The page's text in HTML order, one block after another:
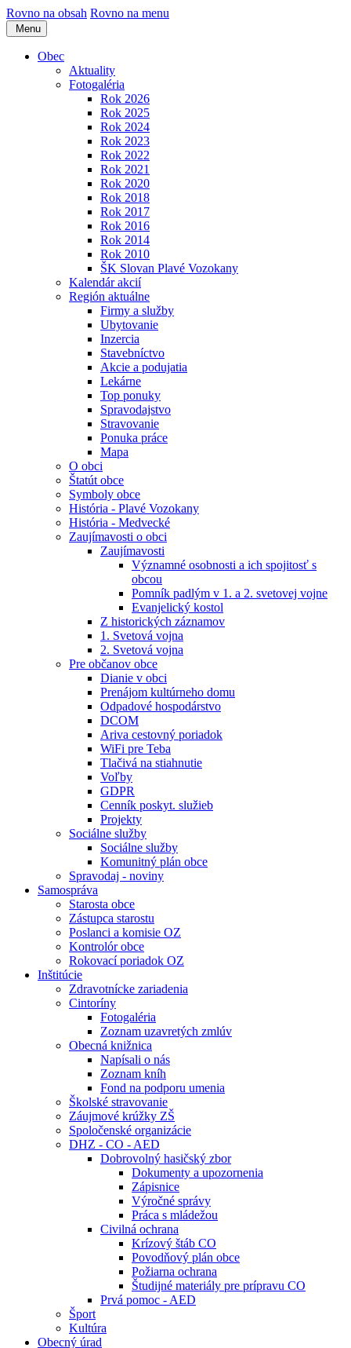
Rovno na obsah Rovno na menu
Menu
Obec
Aktuality
Fotogaléria
Rok 2026
Rok 2025
Rok 2024
Rok 2023
Rok 2022
Rok 2021
Rok 2020
Rok 2018
Rok 2017
Rok 2016
Rok 2014
Rok 2010
ŠK Slovan Plavé Vozokany
Kalendár akcií
Región aktuálne
Firmy a služby
Ubytovanie
Inzercia
Stavebníctvo
Akcie a podujatia
Lekárne
Top ponuky
Spravodajstvo
Stravovanie
Ponuka práce
Mapa
O obci
Štatút obce
Symboly obce
História - Plavé Vozokany
História - Medvecké
Zaujímavosti o obci
Zaujímavosti
Významné osobnosti a ich spojitosť s
obcou
Pomník padlým v 1. a 2. svetovej vojne
Evanjelický kostol
Z historických záznamov
1. Svetová vojna
2. Svetová vojna
Pre občanov obce
Dianie v obci
Prenájom kultúrneho domu
Odpadové hospodárstvo
DCOM
Ariva cestovný poriadok
WiFi pre Teba
Tlačivá na stiahnutie
Voľby
GDPR
Cenník poskyt. služieb
Projekty
Sociálne služby
Sociálne služby
Komunitný plán obce
Spravodaj - noviny
Samospráva
Starosta obce
Zástupca starostu
Poslanci a komisie OZ
Kontrolór obce
Rokovací poriadok OZ
Inštitúcie
Zdravotnícke zariadenia
Cintoríny
Fotogaléria
Zoznam uzavretých zmlúv
Obecná knižnica
Napísali o nás
Zoznam kníh
Fond na podporu umenia
Školské stravovanie
Záujmové krúžky ZŠ
Spoločenské organizácie
DHZ - CO - AED
Dobrovolný hasičský zbor
Dokumenty a upozornenia
Zápisnice
Výročné správy
Práca s mládežou
Civilná ochrana
Krízový štáb CO
Povodňový plán obce
Požiarna ochrana
Študijné materiály pre prípravu CO
Prvá pomoc - AED
Šport
Kultúra
Obecný úrad